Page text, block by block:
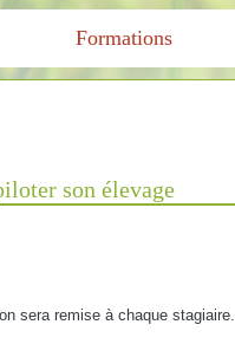
Formations
son élevage
sera remise à chaque stagiaire.